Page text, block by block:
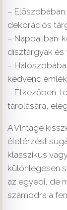
–
dekorációs
– Nappaliban:
dísztárgyak
–
kedvenc
– Étkezőben:
tárolására,
A Vintage
életérzést
klasszikus
különlegesen
az egyedi, de
számodra a